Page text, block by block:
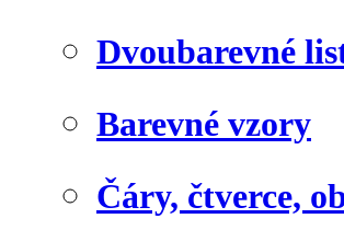
Dvoubarevné
Barevné vzory
Čáry, čtverce,